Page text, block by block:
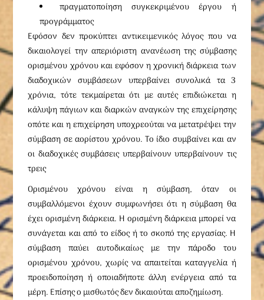
πραγματοποίηση συγκεκριμένου έργου ή
προγράμματος
Εφόσον δεν προκύπτει αντικειμενικός λόγος που να
δικαιολογεί την απεριόριστη ανανέωση της σύμβασης
ορισμένου χρόνου και εφόσον η χρονική διάρκεια των
διαδοχικών συμβάσεων υπερβαίνει συνολικά τα 3
χρόνια, τότε τεκμαίρεται ότι με αυτές επιδιώκεται η
κάλυψη πάγιων και διαρκών αναγκών της επιχείρησης
οπότε και η επιχείρηση υποχρεούται να μετατρέψει την
σύμβαση σε αορίστου χρόνου. Το ίδιο συμβαίνει και αν
οι διαδοχικές συμβάσεις υπερβαίνουν υπερβαίνουν τις
τρεις
Ορισμένου χρόνου είναι η σύμβαση, όταν οι
συμβαλλόμενοι έχουν συμφωνήσει ότι η σύμβαση θα
έχει ορισμένη διάρκεια. Η ορισμένη διάρκεια μπορεί να
συνάγεται και από το είδος ή το σκοπό της εργασίας. Η
σύμβαση παύει αυτοδικαίως με την πάροδο του
ορισμένου χρόνου, χωρίς να απαιτείται καταγγελία ή
προειδοποίηση ή οποιαδήποτε άλλη ενέργεια από τα
μέρη. Επίσης ο μισθωτός δεν δικαιούται αποζημίωση.